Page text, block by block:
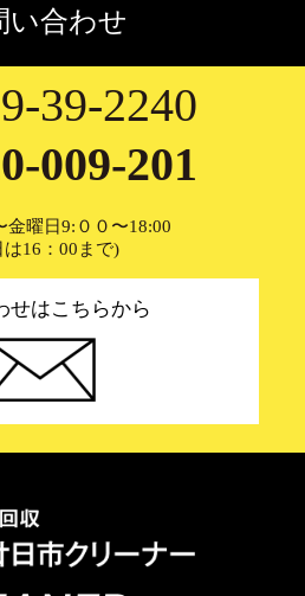
い合わせ
39-2240
009-201
金曜日9:００〜18:00
は16：00まで)
せはこちらから